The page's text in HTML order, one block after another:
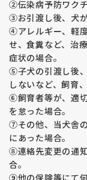
②伝染病予防ワク
③お引渡し後、犬
④アレルギー、軽
せ、食糞など、治
症状の場合。
⑤子犬の引渡し後
しないなど、飼育
⑥飼育者等が、適
を怠った場合。
⑦その他、当犬舎
にあった場合。
⑧連絡先変更の通
合。